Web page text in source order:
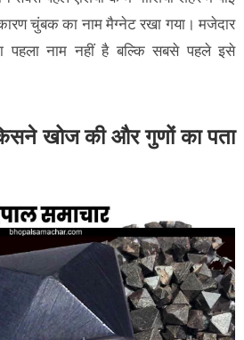
चुंबक का नाम मैग्नेट रखा गया। मजेदार
पहला नाम नहीं है बल्कि सबसे पहले इसे
खोज की और गुणों का पता